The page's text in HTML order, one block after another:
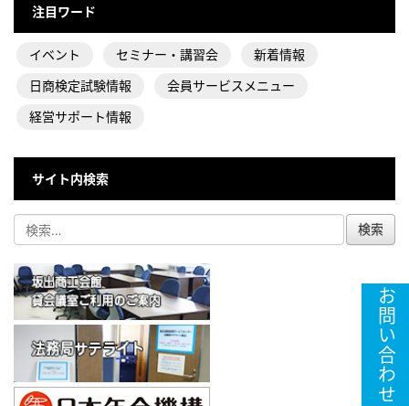
注目ワード
イベント セミナー・講習会
新着情報
日商検定試験情報
会員サービスメニュー
経営サポート情報
サイト内検索
お問い合わせ